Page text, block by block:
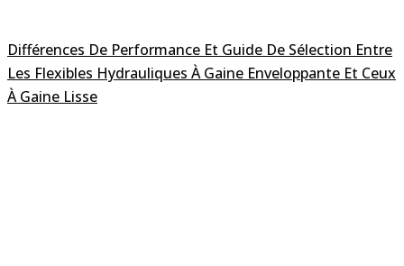
Différences De Performance Et Guide De Sélection Entre
Les Flexibles Hydrauliques À Gaine Enveloppante Et Ceux
À Gaine Lisse